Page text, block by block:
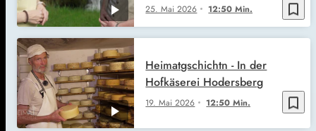
bookmark_border
25. Mai 2026 12:50 Min.
bookmark_border
19. Mai 2026 12:50 Min.
Heimatgschichtn - In der
Hofkäserei Hodersberg